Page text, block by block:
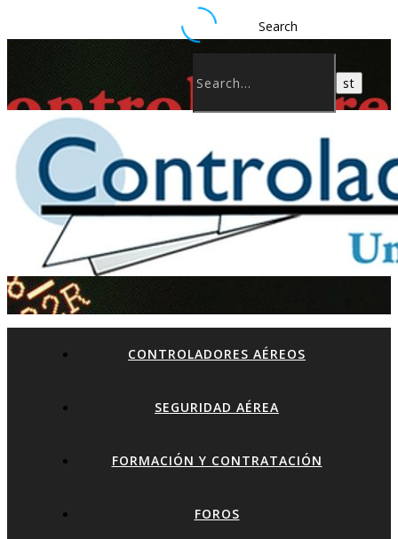
Search
CONTROLADORES AÉREOS
SEGURIDAD AÉREA
FORMACIÓN Y CONTRATACIÓN
FOROS